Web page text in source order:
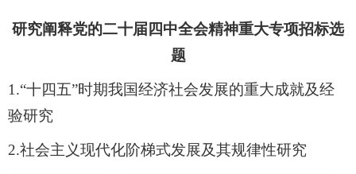
研究阐释党的二十届四中全会精神重大专项招标选
题
1.“十四五”时期我国经济社会发展的重大成就及经
验研究
2.社会主义现代化阶梯式发展及其规律性研究